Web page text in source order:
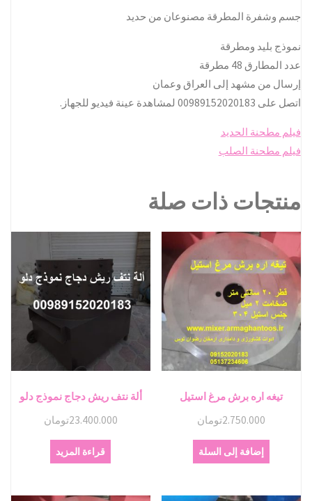
جسم وشفرة المطرقة مصنوعان من حدید
نموذج بليد ومطرقة
عدد المطارق 48 مطرقة
إرسال من مشهد إلى العراق وعمان
اتصل على 00989152020183 لمشاهدة عينة فيديو للجهاز.
فيلم مطحنة الحديد
فيلم مطحنة الصلب
منتجات ذات صلة
تیغه اره برش مرغ استیل
2.750.000تومان
إضافة إلى السلة
ألة نتف ريش دجاج نموذج دلو
23.400.000تومان
قراءة المزيد